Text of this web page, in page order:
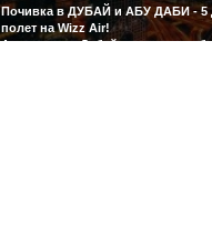
Почивка в ДУБАЙ и АБУ ДАБИ - 5
полет на Wizz Air!
4 нощувки в Дубай - хотел по